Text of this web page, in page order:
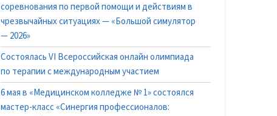
соревнования по первой помощи и действиям в
чрезвычайных ситуациях — «Большой симулятор
— 2026»
Состоялась VI Всероссийская онлайн олимпиада
по терапии с международным участием
6 мая в «Медицинском колледже № 1» состоялся
мастер-класс «Синергия профессионалов: